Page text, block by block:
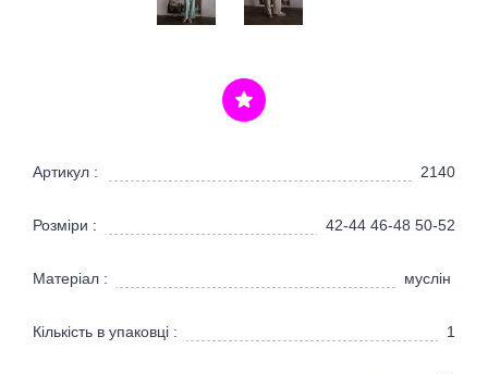
Артикул : 2140
Розміри : 42-44 46-48 50-52
Матеріал : муслін
Кількість в упаковці : 1